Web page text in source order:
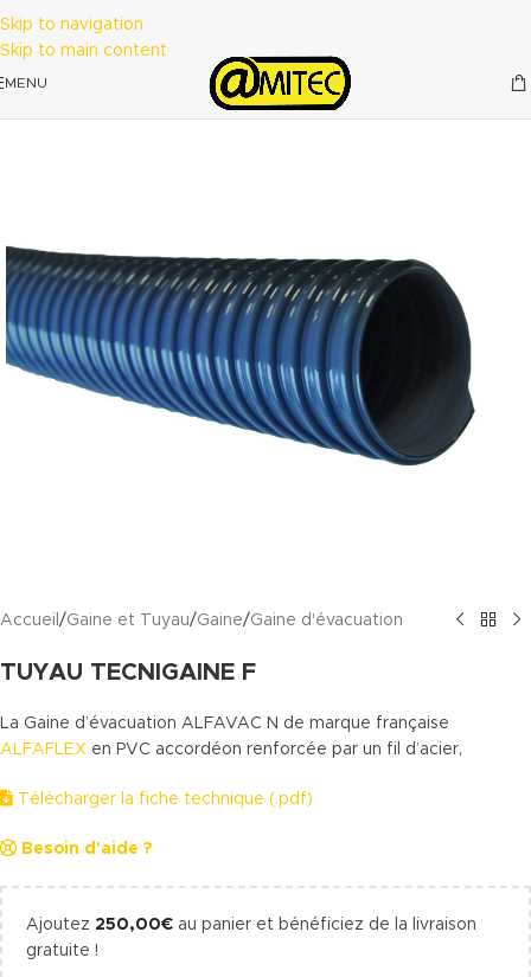
Skip to navigation
Skip to main content
MENU
Accueil /Gaine et Tuyau/Gaine/Gaine d'évacuation
TUYAU TECNIGAINE F
La Gaine d’évacuation ALFAVAC N de marque française
ALFAFLEX en PVC accordéon renforcée par un fil d’acier,
Télécharger la fiche technique (.pdf)
Besoin d'aide ?
Ajoutez 250,00€ au panier et bénéficiez de la livraison
gratuite !